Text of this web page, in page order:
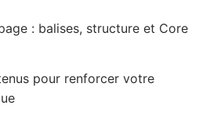
: balises, structure et Core
pour renforcer votre